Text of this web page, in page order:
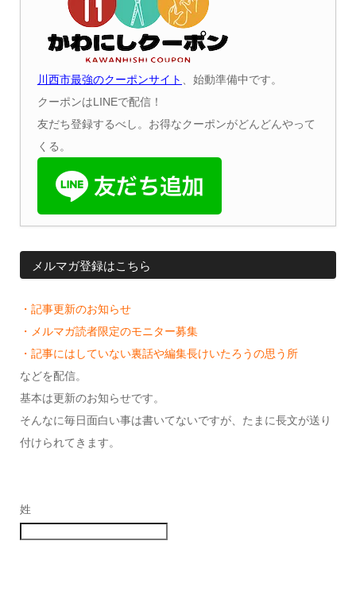
川西市最強のクーポンサイト 、始動準備中です。
クーポンはLINEで配信！
友だち登録するべし。お得なクーポンがどんどんやって
くる。
メルマガ登録はこちら
・記事更新のお知らせ
・メルマガ読者限定のモニター募集
・記事にはしていない裏話や編集長けいたろうの思う所
などを配信。
基本は更新のお知らせです。
そんなに毎日面白い事は書いてないですが、たまに長文が送り
付けられてきます。
姓